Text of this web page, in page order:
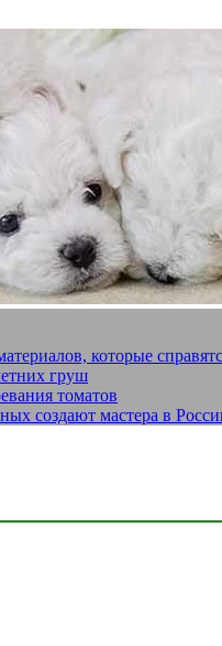
которые
груш
томатов
создают мастера в